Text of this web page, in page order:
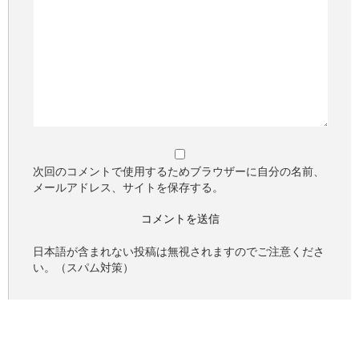
次回のコメントで使用するためブラウザーに自分の名前、
メールアドレス、サイトを保存する。
日本語が含まれない投稿は無視されますのでご注意くださ
い。（スパム対策）